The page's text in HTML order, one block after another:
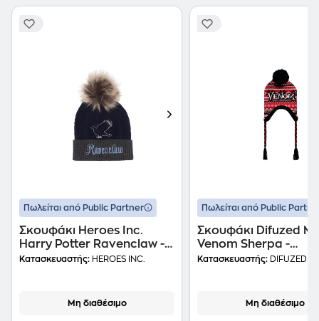
Πωλείται από Public Partner
Σκουφάκι Heroes Inc.
Harry Potter Ravenclaw -
Μπλε/Γκρι
Κατασκευαστής: HEROES INC.
Μη διαθέσιμο
Πωλείται από Public
Σκουφάκι Difuzed
Venom Sherpa -
Πολύχρωμο
Κατασκευαστής: DIFUZED
Μη διαθέσιμο